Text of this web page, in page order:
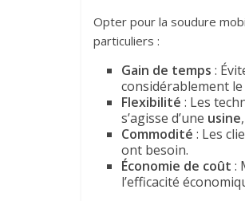
Opter pour la soudure
particuliers :
Gain de temps :
considérablement
Flexibilité : Les
s’agisse d’une usine
Commodité : Les
ont besoin.
Économie de coût :
l’efficacité